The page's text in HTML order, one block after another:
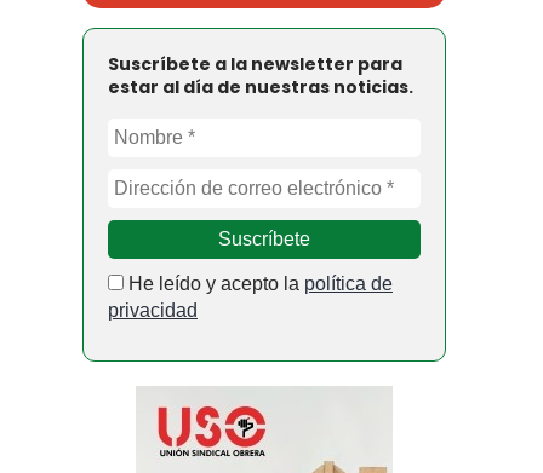
Suscríbete a la newsletter para
estar al día de nuestras noticias.
He leído y acepto la política de
privacidad